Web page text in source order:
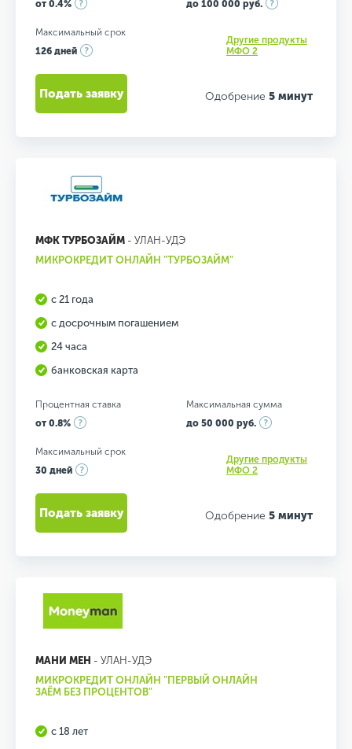
от 0.4%
до 100 000 руб.
Максимальный срок
126 дней
Другие продукты
МФО 2
Одобрение 5 минут
Подать заявку
МФК ТУРБОЗАЙМ - УЛАН-УДЭ
МИКРОКРЕДИТ ОНЛАЙН "ТУРБОЗАЙМ"
с 21 года
с досрочным погашением
24 часа
банковская карта
Процентная ставка
от 0.8%
Максимальная сумма
до 50 000 руб.
Максимальный срок
30 дней
Другие продукты
МФО 2
Одобрение 5 минут
Подать заявку
МАНИ МЕН - УЛАН-УДЭ
МИКРОКРЕДИТ ОНЛАЙН "ПЕРВЫЙ ОНЛАЙН
ЗАЁМ БЕЗ ПРОЦЕНТОВ"
с 18 лет